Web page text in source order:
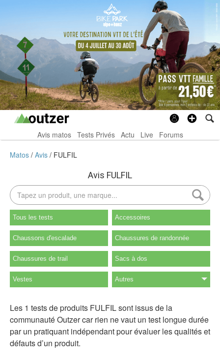
Avis matos Tests Privés Actu Live Forums
Matos Avis FULFIL
Avis FULFIL
Tous les tests Accessoires
Chaussons d'escalade Chaussures de randonnée
Chaussures de trail Sacs à dos
Vestes Autres
Les 1 tests de produits FULFIL sont issus de la
communauté Outzer car rien ne vaut un test longue durée
par un pratiquant indépendant pour évaluer les qualités et
défauts d’un produit.